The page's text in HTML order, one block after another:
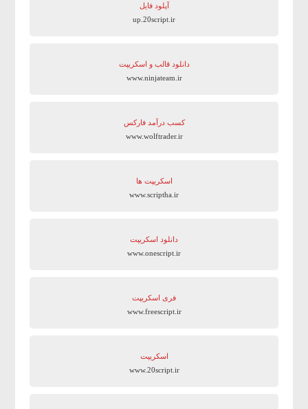
آپلود فایل
up.20script.ir
دانلود قالب و اسکریپت
www.ninjateam.ir
کسب درآمد فارکس
www.wolftrader.ir
اسکریپت ها
www.scriptha.ir
دانلود اسکریپت
www.onescript.ir
فری اسکریپت
www.freescript.ir
اسکریپت
www.20script.ir